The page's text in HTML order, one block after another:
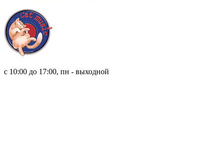
с 10:00 до 17:00, пн - выходной